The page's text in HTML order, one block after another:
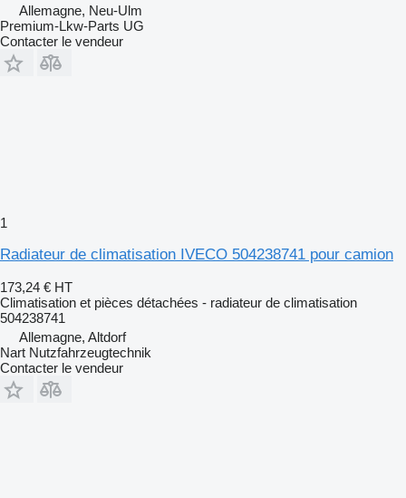
Allemagne, Neu-Ulm
Premium-Lkw-Parts UG
Contacter le vendeur
1
Radiateur de climatisation IVECO 504238741 pour camion
173,24 € HT
Climatisation et pièces détachées - radiateur de climatisation
504238741
Allemagne, Altdorf
Nart Nutzfahrzeugtechnik
Contacter le vendeur